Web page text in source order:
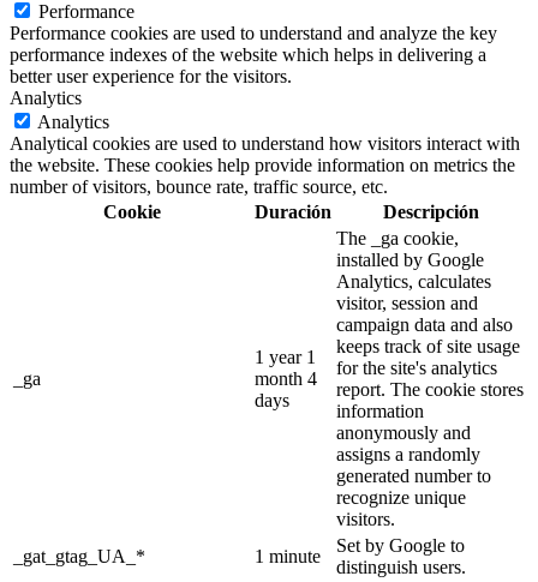
Performance
Performance cookies are used to understand and analyze the key
performance indexes of the website which helps in delivering a
better user experience for the visitors.
Analytics
Analytics
Analytical cookies are used to understand how visitors interact with
the website. These cookies help provide information on metrics the
number of visitors, bounce rate, traffic source, etc.
Cookie
Duración Descripción
_ga
1 year 1
month 4
days
The _ga cookie,
installed by Google
Analytics, calculates
visitor, session and
campaign data and also
keeps track of site usage
for the site's analytics
report. The cookie stores
information
anonymously and
assigns a randomly
generated number to
recognize unique
visitors.
_gat_gtag_UA_*
1 minute
Set by Google to
distinguish users.